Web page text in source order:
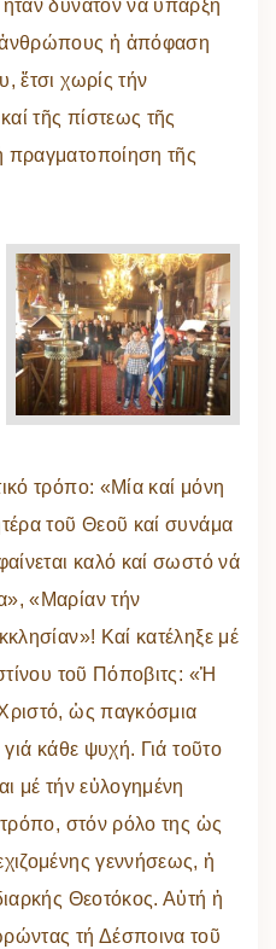
δυνατόν νά ὑπάρξη
ἡ ἀπόφαση
ἔτσι χωρίς τήν
τῆς πίστεως τῆς
πραγματοποίηση τῆς
τρόπο: «Μία καί μόνη
τοῦ Θεοῦ καί συνάμα
καλό καί σωστό νά
«Μαρίαν τήν
Καί κατέληξε μέ
τοῦ Πόποβιτς: «Ἡ
ὡς παγκόσμια
κάθε ψυχή. Γιά τοῦτο
μέ τήν εὐλογημένη
στόν ρόλο της ὡς
γεννήσεως, ἡ
Θεοτόκος. Αὐτή ἡ
τή Δέσποινα τοῦ